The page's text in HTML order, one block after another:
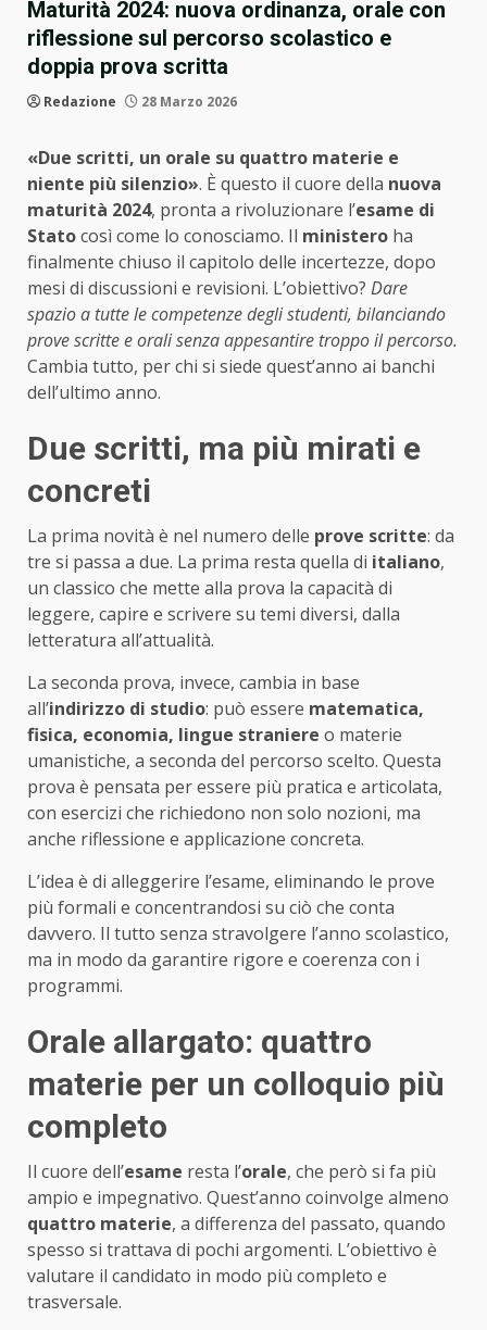
Maturità 2024: nuova ordinanza, orale con
riflessione sul percorso scolastico e
doppia prova scritta
Redazione 28 Marzo 2026
«Due scritti, un orale su quattro materie e
niente più silenzio». È questo il cuore della nuova
maturità 2024, pronta a rivoluzionare l’esame di
Statocosì come lo conosciamo. Il ministero ha
finalmente chiuso il capitolo delle incertezze, dopo
mesi di discussioni e revisioni. L’obiettivo? Dare
spazio a tutte le competenze degli studenti, bilanciando
prove scritte e orali senza appesantire troppo il percorso.
Cambia tutto, per chi si siede quest’anno ai banchi
dell’ultimo anno.
Due scritti, ma più mirati e
concreti
La prima novità è nel numero delle prove scritte: da
tre si passa a due. La prima resta quella di italiano,
un classico che mette alla prova la capacità di
leggere, capire e scrivere su temi diversi, dalla
letteratura all’attualità.
La seconda prova, invece, cambia in base
all’indirizzo di studio: può essere matematica,
fisica, economia, lingue straniere o materie
umanistiche, a seconda del percorso scelto. Questa
prova è pensata per essere più pratica e articolata,
con esercizi che richiedono non solo nozioni, ma
anche riflessione e applicazione concreta.
L’idea è di alleggerire l’esame, eliminando le prove
più formali e concentrandosi su ciò che conta
davvero. Il tutto senza stravolgere l’anno scolastico,
ma in modo da garantire rigore e coerenza con i
programmi.
Orale allargato: quattro
materie per un colloquio più
completo
Il cuore dell’esame resta l’orale, che però si fa più
ampio e impegnativo. Quest’anno coinvolge almeno
quattro materie, a differenza del passato, quando
spesso si trattava di pochi argomenti. L’obiettivo è
valutare il candidato in modo più completo e
trasversale.